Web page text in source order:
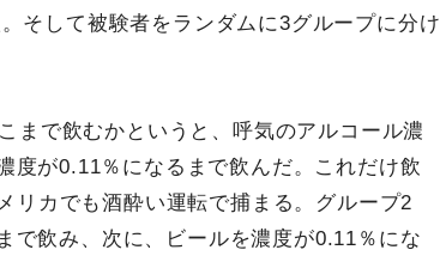
そして被験者をランダムに3グループに分け
まで飲むかというと、呼気のアルコール濃
度が0.11％になるまで飲んだ。これだけ飲
リカでも酒酔い運転で捕まる。グループ2
で飲み、次に、ビールを濃度が0.11％にな